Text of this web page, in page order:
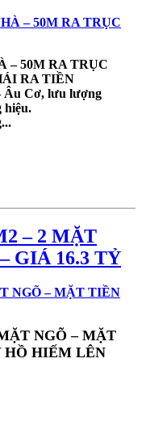
– 50M RA TRỤC
RA TIỀN
Âu Cơ, lưu lượng
hiệu.
– 2 MẶT
GIÁ 16.3 TỶ
NGÕ – MẶT
HỒ HIẾM LÊN